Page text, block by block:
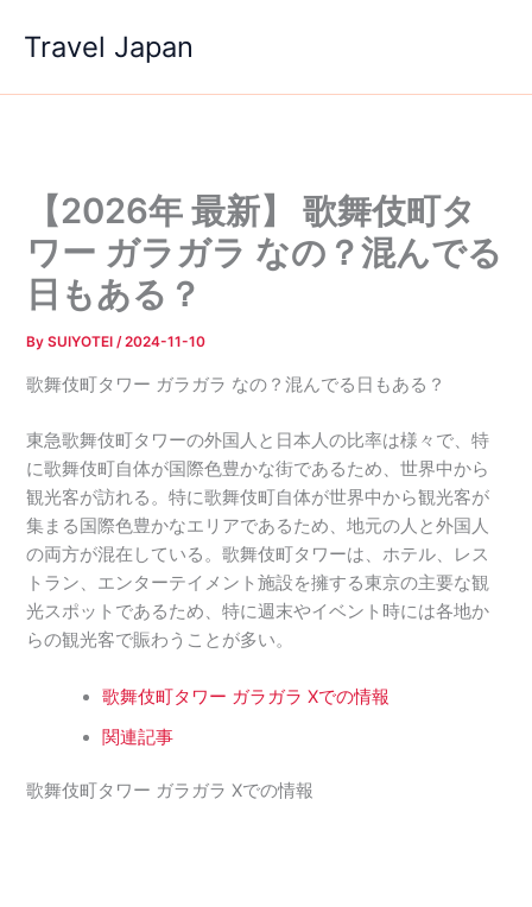
ス
Travel Japan
【2026年 最新】 歌舞伎町タ
ワー ガラガラ なの？混んでる
日もある？
BySUIYOTEI/2024-11-10
歌舞伎町タワー ガラガラ なの？混んでる日もある？
東急歌舞伎町タワーの外国人と日本人の比率は様々で、特
に歌舞伎町自体が国際色豊かな街であるため、世界中から
観光客が訪れる。特に歌舞伎町自体が世界中から観光客が
集まる国際色豊かなエリアであるため、地元の人と外国人
の両方が混在している。歌舞伎町タワーは、ホテル、レス
トラン、エンターテイメント施設を擁する東京の主要な観
光スポットであるため、特に週末やイベント時には各地か
らの観光客で賑わうことが多い。
歌舞伎町タワー ガラガラ Xでの情報
関連記事
歌舞伎町タワー ガラガラ Xでの情報